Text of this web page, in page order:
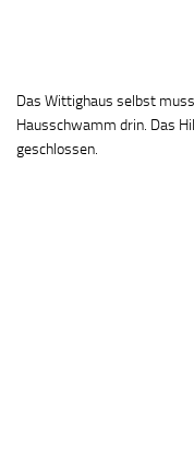
Das Wittighaus selbst
Hausschwamm drin. Das
geschlossen.